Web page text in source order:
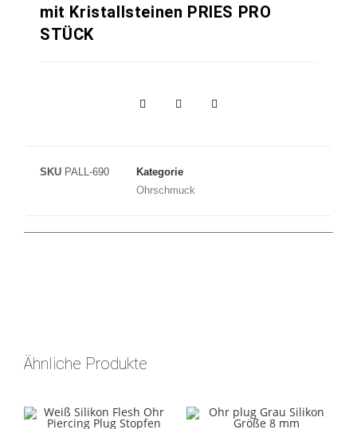
mit Kristallsteinen PRIES PRO
STÜCK
SKU PALL-690
Kategorie
Ohrschmuck
Ähnliche Produkte